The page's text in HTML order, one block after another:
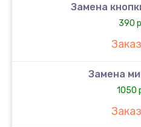
Замена
390
Замена
1050